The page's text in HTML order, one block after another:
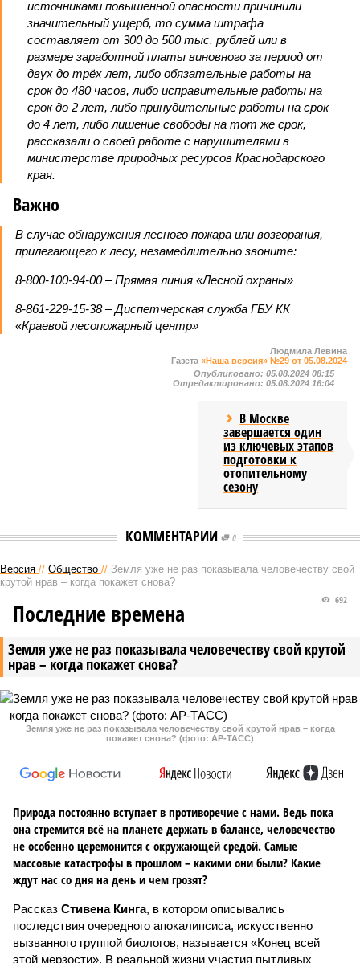
источниками повышенной опасности причинили
значительный ущерб, то сумма штрафа
составляет от 300 до 500 тыс. рублей или в
размере заработной платы виновного за период от
двух до трёх лет, либо обязательные работы на
срок до 480 часов, либо исправительные работы на
срок до 2 лет, либо принудительные работы на срок
до 4 лет, либо лишение свободы на тот же срок,
рассказали о своей работе с нарушителями в
министерстве природных ресурсов Краснодарского
края.
Важно
В случае обнаружения лесного пожара или возгорания,
прилегающего к лесу, незамедлительно звоните:
8-800-100-94-00 – Прямая линия «Лесной охраны»
8-861-229-15-38 – Диспетчерская служба ГБУ КК
«Краевой лесопожарный центр»
Людмила Левина
Газета «Наша версия» №29 от 05.08.2024
Опубликовано: 05.08.2024 08:15
Отредактировано: 05.08.2024 16:04
В Москве
завершается один
из ключевых этапов
подготовки к
отопительному
сезону
КОММЕНТАРИИ 0
Версия // Общество // Земля уже не раз показывала человечеству свой
крутой нрав – когда покажет снова?
Земля уже не раз показывала человечеству свой крутой
нрав – когда покажет снова?
692
Последние времена
Земля уже не раз показывала человечеству свой крутой нрав – когда
покажет снова? (фото: АР-ТАСС)
Природа постоянно вступает в противоречие с нами. Ведь пока
она стремится всё на планете держать в балансе, человечество
не особенно церемонится с окружающей средой. Самые
массовые катастрофы в прошлом – какими они были? Какие
ждут нас со дня на день и чем грозят?
Рассказ Стивена Кинга, в котором описывались
последствия очередного апокалипсиса, искусственно
вызванного группой биологов, называется «Конец всей
этой мерзости». В реальной жизни участия пытливых